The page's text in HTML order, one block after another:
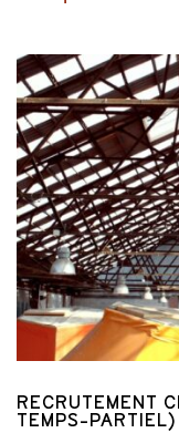
RECRUTEMENT
TEMPS-PARTIEL)